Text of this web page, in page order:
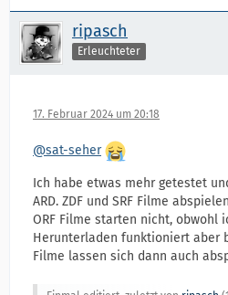
ripasch
Erleuchteter
17. Februar 2024 um 20:18
@sat-seher
Ich habe etwas mehr getestet
ARD. ZDF und SRF Filme
ORF Filme starten nicht, obwohl
Herunterladen funktioniert aber
Filme lassen sich dann auch